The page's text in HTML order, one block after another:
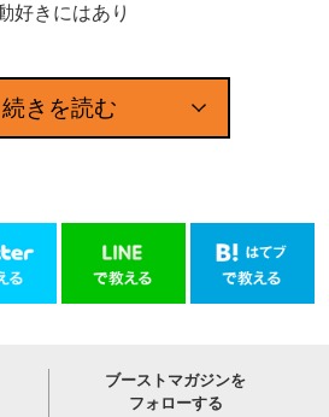
好きにはあり
続きを読む
ブーストマガジンを
フォローする